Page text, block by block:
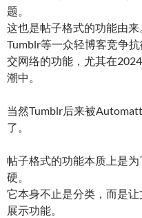
题。
这也是帖子格式的功能由
Tumblr等一众轻博客竞争
交网络的功能，尤其在
潮中。
当然Tumblr后来被
了。
帖子格式的功能本质上是
硬。
它本身不止是分类，而是
展示功能。